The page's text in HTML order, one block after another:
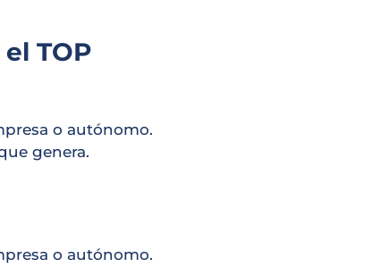
TOP
o autónomo.
genera.
o autónomo.